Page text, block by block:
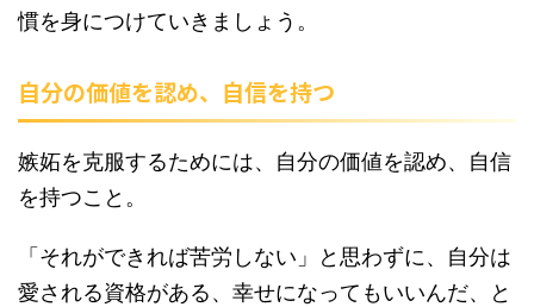
慣を身につけていきましょう。
自分の価値を認め、自信を持つ
嫉妬を克服するためには、自分の価値を認め、自信
を持つこと。
「それができれば苦労しない」と思わずに、自分は
愛される資格がある、幸せになってもいいんだ、と